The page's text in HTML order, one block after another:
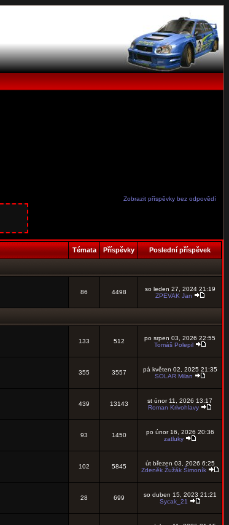
Zobrazit příspěvky bez odpovědí
Témata Příspěvky Poslední příspěvek
86 4498
so leden 27, 2024 21:19
ZPEVAK Jan
133 512
po srpen 03, 2026 22:55
Tomáš Polepil
355 3557
pá květen 02, 2025 21:35
SOLAR Milan
439 13143
st únor 11, 2026 13:17
Roman Krivohlavy
93 1450
po únor 16, 2026 20:36
zatluky
102 5845
út březen 03, 2026 6:25
Zdeněk Žužák Šimoník
28 699
so duben 15, 2023 21:21
Sycak_21